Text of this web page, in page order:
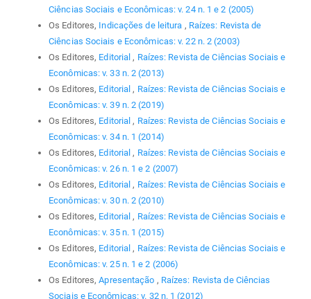
Ciências Sociais e Econômicas: v. 24 n. 1 e 2 (2005)
Os Editores, Indicações de leitura , Raízes: Revista de
Ciências Sociais e Econômicas: v. 22 n. 2 (2003)
Os Editores, Editorial, Raízes: Revista de Ciências Sociais e
Econômicas: v. 33 n. 2 (2013)
Os Editores, Editorial, Raízes: Revista de Ciências Sociais e
Econômicas: v. 39 n. 2 (2019)
Os Editores, Editorial, Raízes: Revista de Ciências Sociais e
Econômicas: v. 34 n. 1 (2014)
Os Editores, Editorial, Raízes: Revista de Ciências Sociais e
Econômicas: v. 26 n. 1 e 2 (2007)
Os Editores, Editorial, Raízes: Revista de Ciências Sociais e
Econômicas: v. 30 n. 2 (2010)
Os Editores, Editorial, Raízes: Revista de Ciências Sociais e
Econômicas: v. 35 n. 1 (2015)
Os Editores, Editorial, Raízes: Revista de Ciências Sociais e
Econômicas: v. 25 n. 1 e 2 (2006)
Os Editores,Apresentação , Raízes: Revista de Ciências
Sociais e Econômicas: v. 32 n. 1 (2012)